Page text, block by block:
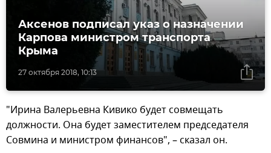
27 октября 2018, 10:13
Аксенов подписал указ о назначении
Карпова министром транспорта
Крыма
"Ирина Валерьевна Кивико будет совмещать
должности. Она будет заместителем председателя
Совмина и министром финансов", – сказал он.